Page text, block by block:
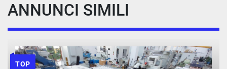
ANNUNCI SIMILI
TOP